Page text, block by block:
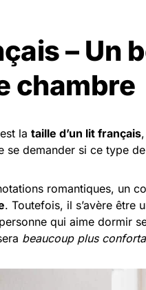
– Un
chambre
la taille d’un lit français
se demander si ce type
romantiques, un
. Toutefois, il s’avère être
qui aime dormir
beaucoup plus